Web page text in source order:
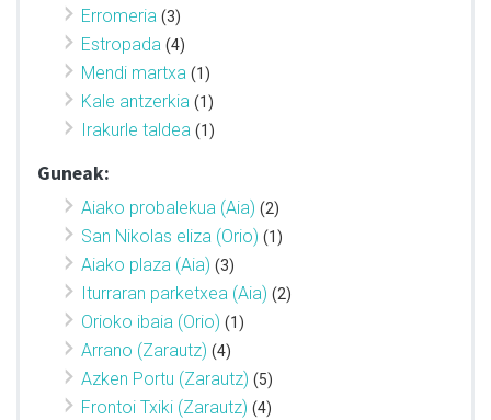
Erromeria (3)
Estropada (4)
Mendi martxa (1)
Kale antzerkia (1)
Irakurle taldea (1)
Guneak:
Aiako probalekua (Aia) (2)
San Nikolas eliza (Orio) (1)
Aiako plaza (Aia) (3)
Iturraran parketxea (Aia) (2)
Orioko ibaia (Orio) (1)
Arrano (Zarautz) (4)
Azken Portu (Zarautz) (5)
Frontoi Txiki (Zarautz) (4)